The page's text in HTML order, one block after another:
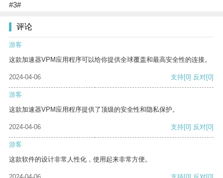
#3#
评论
游客
这款加速器VPM应用程序可以给你提供全球覆盖和最高安全性的连接。
2024-04-06 支持[0] 反对[0]
游客
这款加速器VPM应用程序提供了顶级的安全性和隐私保护。
2024-04-06 支持[0] 反对[0]
游客
这款软件的设计非常人性化，使用起来非常方便。